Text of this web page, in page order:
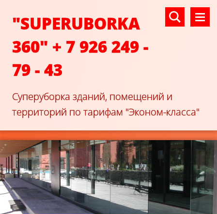
"SUPERUBORKA
360" + 7 926 249 -
79 - 43
Суперуборка зданий, помещений и
территорий по тарифам "Эконом-класса"